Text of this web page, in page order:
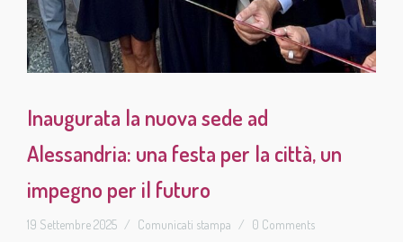
Inaugurata la nuova sede ad
Alessandria: una festa per la città, un
impegno per il futuro
19 Settembre 2025 / Comunicati stampa / 0 Comments